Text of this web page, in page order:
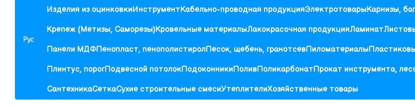
Рус
Изделия из оцинковкиИнструментКабельно-проводная продукцияЭлектротоварыКарнизы,
Крепеж (Метизы, Саморезы)Кровельные материалыЛакокрасочная продукцияЛаминат
Панели МДФПенопласт, пенополистиролПесок, щебень, гранотсевПиломатериалы
Плинтус, порогПодвесной потолокПодоконникиПоливПоликарбонатПрокат инструмента,
СантехникаСеткаСухие строительные смесиУтеплителиХозяйственные товары